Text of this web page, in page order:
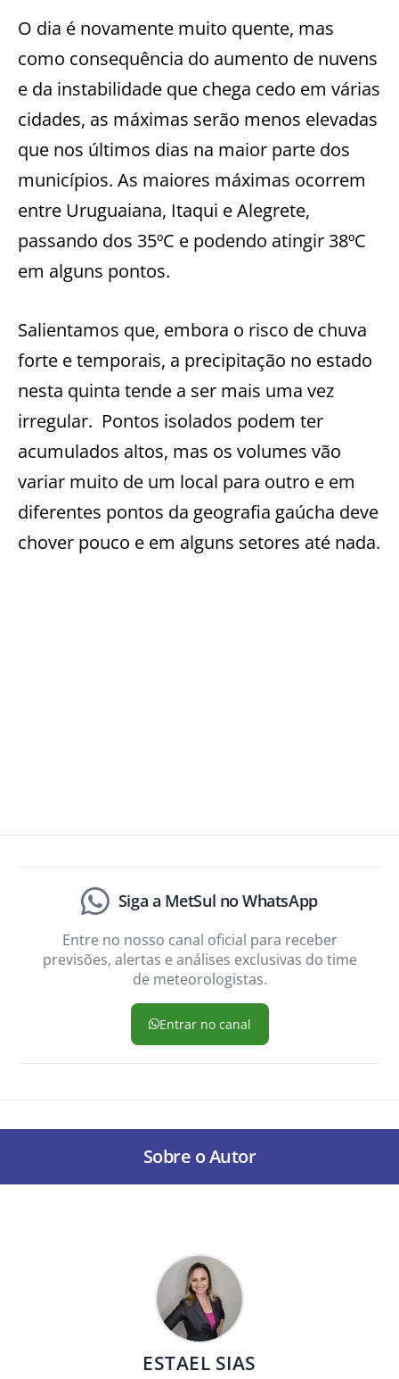
O dia é novamente muito quente, mas
como consequência do aumento de nuvens
e da instabilidade que chega cedo em várias
cidades, as máximas serão menos elevadas
que nos últimos dias na maior parte dos
municípios. As maiores máximas ocorrem
entre Uruguaiana, Itaqui e Alegrete,
passando dos 35ºC e podendo atingir 38ºC
em alguns pontos.
Salientamos que, embora o risco de chuva
forte e temporais, a precipitação no estado
nesta quinta tende a ser mais uma vez
irregular. Pontos isolados podem ter
acumulados altos, mas os volumes vão
variar muito de um local para outro e em
diferentes pontos da geografia gaúcha deve
chover pouco e em alguns setores até nada.
Siga a MetSul no WhatsApp
Entre no nosso canal oficial para receber
previsões, alertas e análises exclusivas do time
de meteorologistas.
Entrar no canal
Sobre o Autor
ESTAEL SIAS